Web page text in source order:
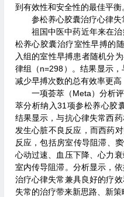
到有效性和安全性的最佳平衡
参松养心胶囊治疗心律
祖国中医中药近年来在
松养心胶囊治疗室性早搏的
入组的室性早搏患者随机分
律组（n=298）。结果显示
减少早搏次数的总有效率更高
一项荟萃（Meta）分析
萃分析纳入31项参松养心胶
结果显示，与抗心律失常西
发生心脏不良反应，而西药
反应，包括房室传导阻滞、
心动过速、血压下降、心力
室内传导阻滞。分析显示，
治疗心律失常兼具良好的疗
失常的治疗带来新思路、新策